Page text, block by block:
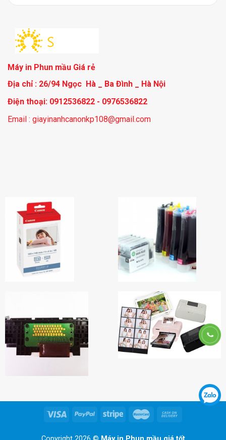
Máy in Phun mầu Giá rẻ
Địa chỉ : 26/94 Ngọc Hà _ Ba Đình _ Hà Nội
Điện thoại: 0912536822 - 0976536822
Email : giayinanhcanonkp108@gmail.com